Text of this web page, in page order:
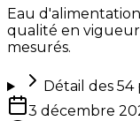
Eau
qualité en
mesurés.
Détail des 54
3 décembre